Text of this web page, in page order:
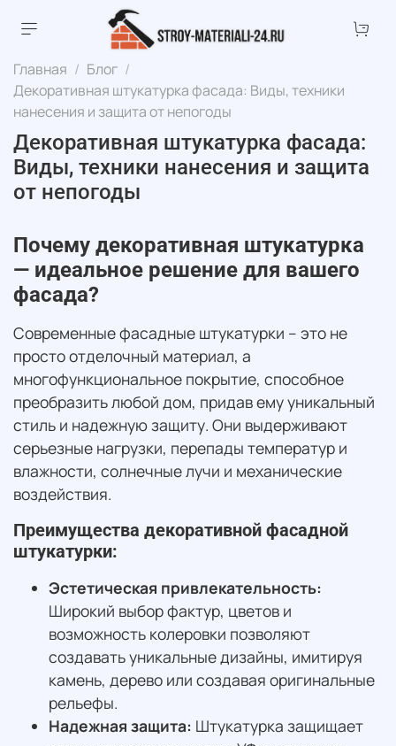
Главная
Блог
Декоративная штукатурка фасада: Виды, техники
нанесения и защита от непогоды
Декоративная штукатурка фасада:
Виды, техники нанесения и защита
от непогоды
Почему декоративная штукатурка
— идеальное решение для вашего
фасада?
Современные фасадные штукатурки – это не
просто отделочный материал, а
многофункциональное покрытие, способное
преобразить любой дом, придав ему уникальный
стиль и надежную защиту. Они выдерживают
серьезные нагрузки, перепады температур и
влажности, солнечные лучи и механические
воздействия.
Преимущества декоративной фасадной
штукатурки:
Эстетическая привлекательность:
Широкий выбор фактур, цветов и
возможность колеровки позволяют
создавать уникальные дизайны, имитируя
камень, дерево или создавая оригинальные
рельефы.
Надежная защита: Штукатурка защищает